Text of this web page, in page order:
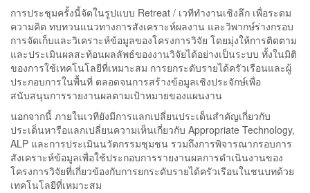
การประชุมครั้งนี้จัดในรูปแบบ Retreat / เวทีทำงานเชิงลึก เพื่อระดม
ความคิด ทบทวนแนวทางการสังเคราะห์ผลงาน และวิพากษ์ร่างกรอบ
การจัดเก็บและวิเคราะห์ข้อมูลของโครงการวิจัย โดยมุ่งให้การติดตาม
และประเมินผลสะท้อนผลลัพธ์ของงานวิจัยได้อย่างเป็นระบบ ทั้งในมิติ
ของการใช้เทคโนโลยีที่เหมาะสม การยกระดับรายได้ครัวเรือนและผู้
ประกอบการในพื้นที่ ตลอดจนการสร้างข้อมูลเชิงประจักษ์เพื่อ
สนับสนุนการรายงานผลตามเป้าหมายของแผนงาน
นอกจากนี้ ภายในเวทียังมีการแลกเปลี่ยนประเด็นสำคัญเกี่ยวกับ
ประเด็นหารือแลกเปลี่ยนความเห็นเกี่ยวกับ Appropriate Technology,
ALP และการประเมินนวัตกรรมชุมชน รวมถึงการพิจารณากรอบการ
สังเคราะห์ข้อมูลเพื่อใช้ประกอบการรายงานผลการดำเนินงานของ
โครงการวิจัยที่เกี่ยวข้องกับการยกระดับรายได้ครัวเรือนในชนบทด้วย
เทคโนโลยีที่เหมาะสม